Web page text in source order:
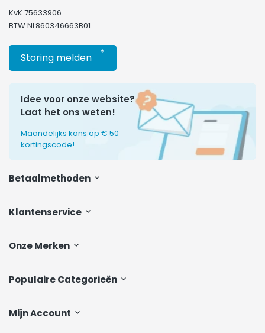
Klantenservice
Onze Merken
Populaire Categorieën
Mijn Account
KvK 75633906
BTW NL860346663B01
Storing melden *
Idee voor onze website?
Laat het ons weten!
Maandelijks kans op € 50
kortingscode!
Betaalmethoden